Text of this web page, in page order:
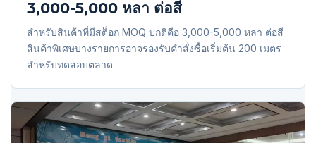
3,000-5,000 หลา ต่อสี
สำหรับสินค้าที่มีสต็อก MOQ ปกติคือ 3,000-5,000 หลา ต่อสี
สินค้าพิเศษบางรายการอาจรองรับคำสั่งซื้อเริ่มต้น 200 เมตร
สำหรับทดสอบตลาด